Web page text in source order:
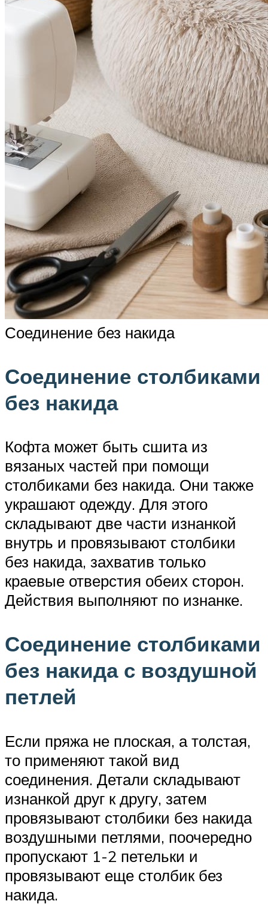
Соединение без накида
Соединение столбиками
без накида
Кофта может быть сшита из
вязаных частей при помощи
столбиками без накида. Они также
украшают одежду. Для этого
складывают две части изнанкой
внутрь и провязывают столбики
без накида, захватив только
краевые отверстия обеих сторон.
Действия выполняют по изнанке.
Соединение столбиками
без накида с воздушной
петлей
Если пряжа не плоская, а толстая,
то применяют такой вид
соединения. Детали складывают
изнанкой друг к другу, затем
провязывают столбики без накида
воздушными петлями, поочередно
пропускают 1-2 петельки и
провязывают еще столбик без
накида.